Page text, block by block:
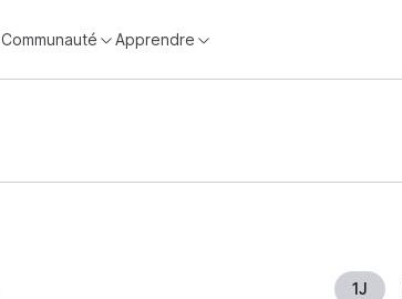
Communauté Apprendre
1J